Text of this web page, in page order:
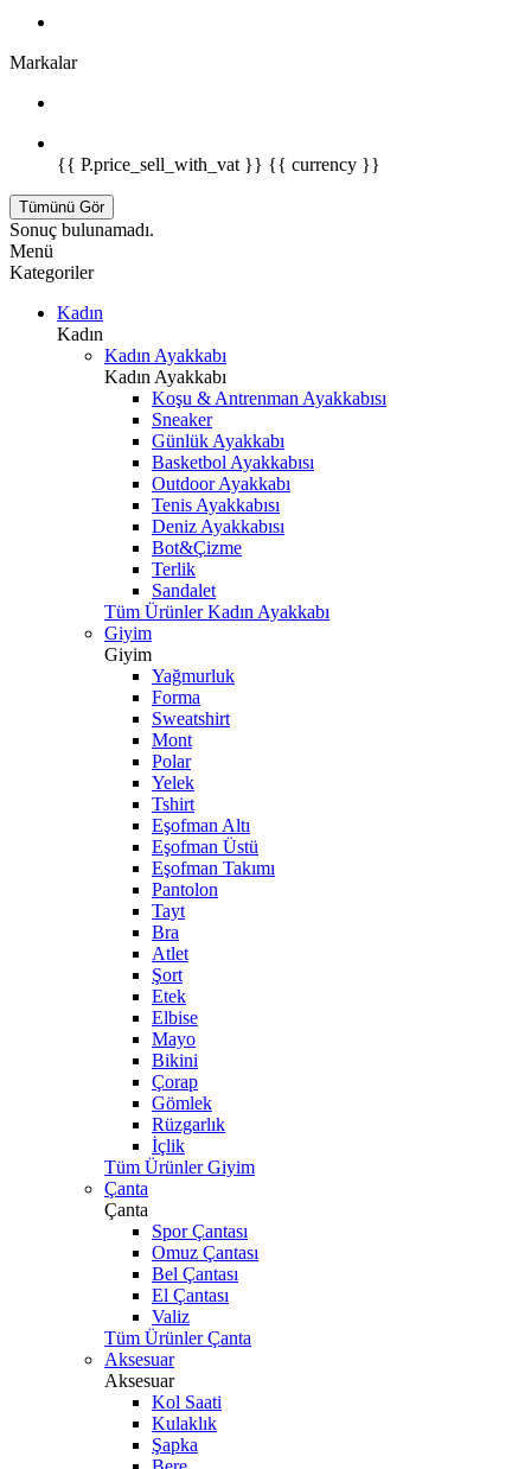
Markalar
{{ P.price_sell_with_vat }} {{ currency }}
Tümünü Gör
Sonuç bulunamadı.
Menü
Kategoriler
Kadın
Kadın
Kadın Ayakkabı
Kadın Ayakkabı
Koşu & Antrenman Ayakkabısı
Sneaker
Günlük Ayakkabı
Basketbol Ayakkabısı
Outdoor Ayakkabı
Tenis Ayakkabısı
Deniz Ayakkabısı
Bot&Çizme
Terlik
Sandalet
Tüm Ürünler Kadın Ayakkabı
Giyim
Giyim
Yağmurluk
Forma
Sweatshirt
Mont
Polar
Yelek
Tshirt
Eşofman Altı
Eşofman Üstü
Eşofman Takımı
Pantolon
Tayt
Bra
Atlet
Şort
Etek
Elbise
Mayo
Bikini
Çorap
Gömlek
Rüzgarlık
İçlik
Tüm Ürünler Giyim
Çanta
Çanta
Spor Çantası
Omuz Çantası
Bel Çantası
El Çantası
Valiz
Tüm Ürünler Çanta
Aksesuar
Aksesuar
Kol Saati
Kulaklık
Şapka